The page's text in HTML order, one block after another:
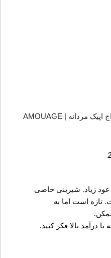
دکانت عطر آمواج اپیک مردانه | AMOUAGE
زیاد. شیرینی خاصی
تازه است اما به
درآمد بالا فکر کنید.